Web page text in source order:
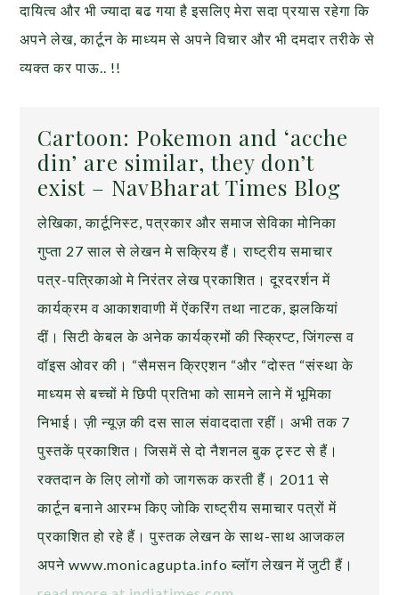
दायित्व और भी ज्यादा बढ गया है इसलिए मेरा सदा प्रयास रहेगा कि
अपने लेख, कार्टून के माध्यम से अपने विचार और भी दमदार तरीके से
व्यक्त कर पाऊ.. !!
Cartoon: Pokemon and ‘acche
din’ are similar, they don’t
exist – NavBharat Times Blog
लेखिका, कार्टूनिस्ट, पत्रकार और समाज सेविका मोनिका
गुप्ता 27 साल से लेखन मे सक्रिय हैं। राष्ट्रीय समाचार
पत्र-पत्रिकाओ मे निरंतर लेख प्रकाशित। दूरदरर्शन में
कार्यक्रम व आकाशवाणी में ऐंकरिंग तथा नाटक, झलकियां
दीं। सिटी केबल के अनेक कार्यक्रमों की स्क्रिप्ट, जिंगल्स व
वॉइस ओवर की। “सैमसन क्रिएशन “और “दोस्त “संस्था के
माध्यम से बच्चों मे छिपी प्रतिभा को सामने लाने में भूमिका
निभाई। ज़ी न्यूज़ की दस साल संवाददाता रहीं। अभी तक 7
पुस्तकें प्रकाशित। जिसमें से दो नैशनल बुक ट्र्स्ट से हैं।
रक्तदान के लिए लोगों को जागरूक करती हैं। 2011 से
कार्टून बनाने आरम्भ किए जोकि राष्ट्रीय समाचार पत्रों में
प्रकाशित हो रहे हैं। पुस्तक लेखन के साथ-साथ आजकल
अपने www.monicagupta.info ब्लॉग लेखन में जुटी हैं।